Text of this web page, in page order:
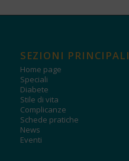
SEZIONI PRINCIPALI
Home page
Speciali
Diabete
Stile di vita
Complicanze
Schede pratiche
News
Eventi